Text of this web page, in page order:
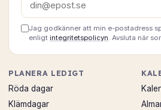
Jag godkänner att min e-postadress
enligt integritetspolicyn. Avsluta när
PLANERA LEDIGT
Röda dagar
Klämdagar